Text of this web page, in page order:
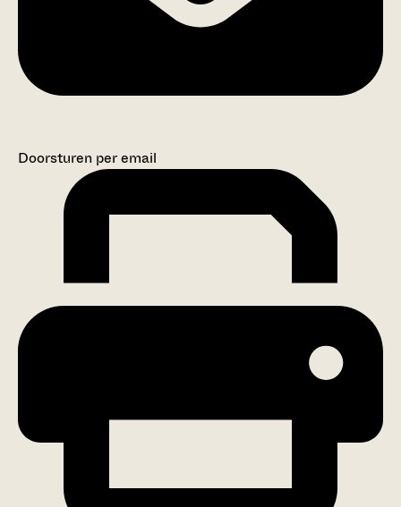
Doorsturen per email